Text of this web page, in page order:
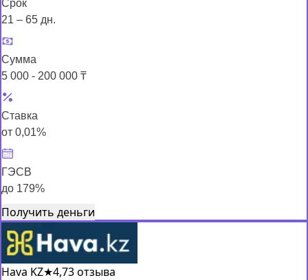
Срок
21 – 65 дн.
Сумма
5 000 - 200 000 ₸
Ставка
от 0,01%
ГЭСВ
до 179%
Получить деньги
Hava KZ★4,73 отзыва